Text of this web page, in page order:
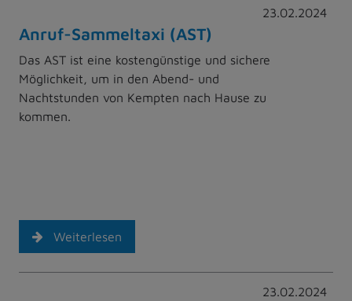
23.02.2024
Anruf-Sammeltaxi (AST)
Das AST ist eine kostengünstige und sichere
Möglichkeit, um in den Abend- und
Nachtstunden von Kempten nach Hause zu
kommen.
Weiterlesen
23.02.2024